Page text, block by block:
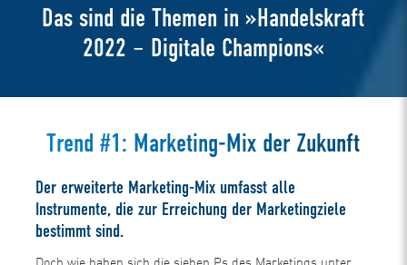
Das sind die Themen in »Handelskraft
2022 – Digitale Champions«
Trend #1: Marketing-Mix der Zukunft
Der erweiterte Marketing-Mix umfasst alle
Instrumente, die zur Erreichung der Marketingziele
bestimmt sind.